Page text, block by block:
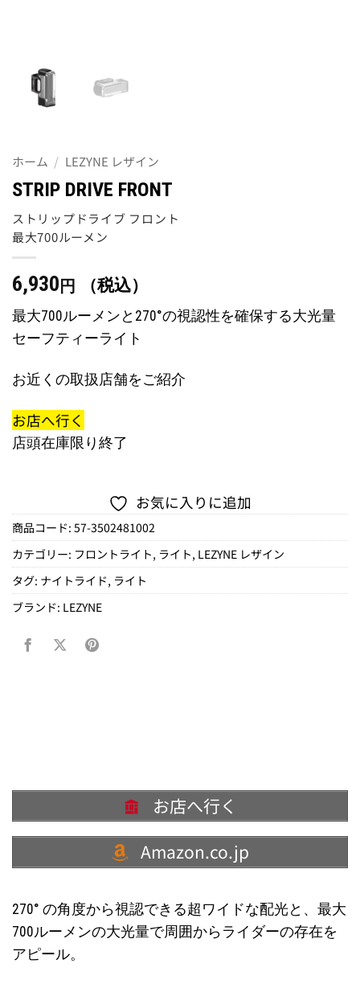
ホーム / LEZYNE レザイン
STRIP DRIVE FRONT
ストリップドライブ フロント
最大700ルーメン
6,930 円 （税込）
最大700ルーメンと270°の視認性を確保する大光量
セーフティーライト
お近くの取扱店舗をご紹介
お店へ行く
店頭在庫限り終了
お気に入りに追加
商品コード: 57-3502481002
カテゴリー: フロントライト, ライト, LEZYNE レザイン
タグ: ナイトライド, ライト
ブランド: LEZYNE
お店へ行く
Amazon.co.jp
270° の角度から視認できる超ワイドな配光と、最大
700ルーメンの大光量で周囲からライダーの存在を
アピール。